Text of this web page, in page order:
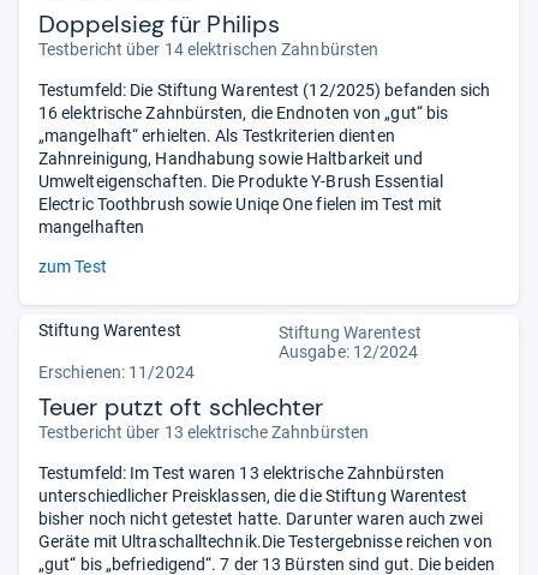
Doppelsieg für Philips
Testbericht über 14 elektrischen Zahnbürsten
Testumfeld: Die Stiftung Warentest (12/2025) befanden sich
16 elektrische Zahnbürsten, die Endnoten von „gut“ bis
„mangelhaft“ erhielten. Als Testkriterien dienten
Zahnreinigung, Handhabung sowie Haltbarkeit und
Umwelteigenschaften. Die Produkte Y-Brush Essential
Electric Toothbrush sowie Uniqe One fielen im Test mit
mangelhaften
zum Test
Stiftung Warentest
Stiftung Warentest
Ausgabe: 12/2024
Erschienen: 11/2024
Teuer putzt oft schlechter
Testbericht über 13 elektrische Zahnbürsten
Testumfeld: Im Test waren 13 elektrische Zahnbürsten
unterschiedlicher Preisklassen, die die Stiftung Warentest
bisher noch nicht getestet hatte. Darunter waren auch zwei
Geräte mit Ultraschalltechnik.Die Testergebnisse reichen von
„gut“ bis „befriedigend“. 7 der 13 Bürsten sind gut. Die beiden